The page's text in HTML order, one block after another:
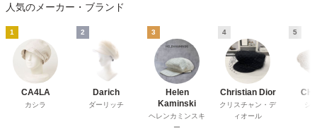
人気のメーカー・ブランド
1
CA4LA
カシラ
2
Darich
ダーリッチ
3
Helen
Kaminski
ヘレンカミンスキ
ー
4
Christian Dior
クリスチャン・デ
ィオール
5
シ